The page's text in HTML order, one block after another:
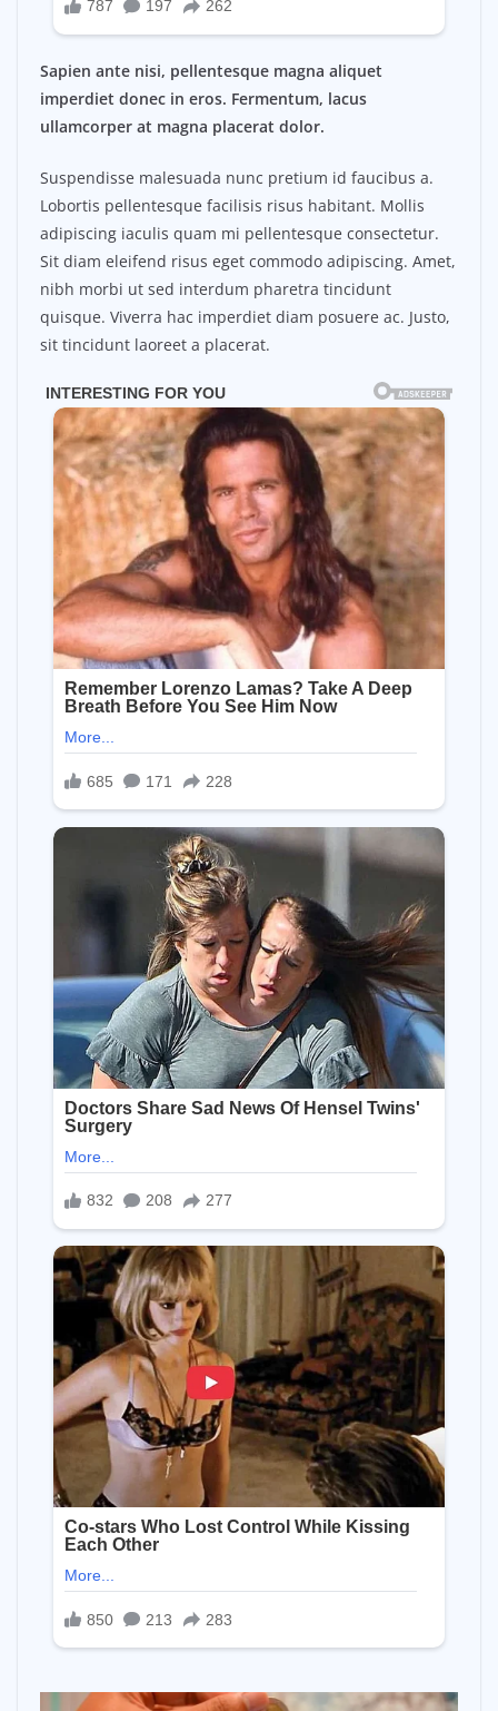
Sapien ante nisi, pellentesque magna aliquet
imperdiet donec in eros. Fermentum, lacus
ullamcorper at magna placerat dolor.
Suspendisse malesuada nunc pretium id faucibus a.
Lobortis pellentesque facilisis risus habitant. Mollis
adipiscing iaculis quam mi pellentesque consectetur.
Sit diam eleifend risus eget commodo adipiscing. Amet,
nibh morbi ut sed interdum pharetra tincidunt
quisque. Viverra hac imperdiet diam posuere ac. Justo,
sit tincidunt laoreet a placerat.